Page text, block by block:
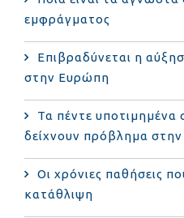
εμφράγματος
Επιβραδύνεται η
στην Ευρώπη
Τα πέντε
δείχνουν πρόβλημα στην
Οι χρόνιες παθήσεις
κατάθλιψη